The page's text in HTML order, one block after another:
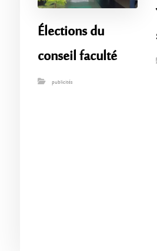
Élections du
conseil faculté
publicités